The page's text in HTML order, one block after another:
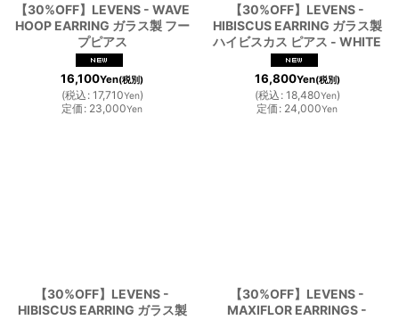
【30%OFF】LEVENS - WAVE
HOOP EARRING ガラス製 フー
プピアス
16,100Yen(税別)
(税込 : 17,710Yen)
定価 : 23,000Yen
【30%OFF】LEVENS -
HIBISCUS EARRING ガラス製
ハイビスカス ピアス - WHITE
16,800Yen(税別)
(税込 : 18,480Yen)
定価 : 24,000Yen
【30%OFF】LEVENS -
HIBISCUS EARRING ガラス製
【30%OFF】LEVENS -
MAXIFLOR EARRINGS -